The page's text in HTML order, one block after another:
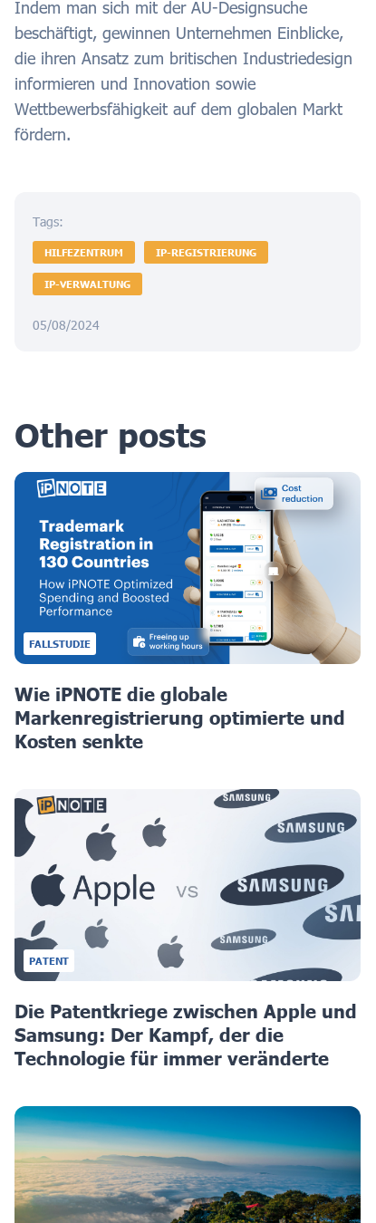
Indem man sich mit der AU-Designsuche
beschäftigt, gewinnen Unternehmen Einblicke,
die ihren Ansatz zum britischen Industriedesign
informieren und Innovation sowie
Wettbewerbsfähigkeit auf dem globalen Markt
fördern.
Tags:
HILFEZENTRUM IP-REGISTRIERUNG
IP-VERWALTUNG
05/08/2024
Other posts
FALLSTUDIE
Wie iPNOTE die globale
Markenregistrierung optimierte und
Kosten senkte
PATENT
Die Patentkriege zwischen Apple und
Samsung: Der Kampf, der die
Technologie für immer veränderte